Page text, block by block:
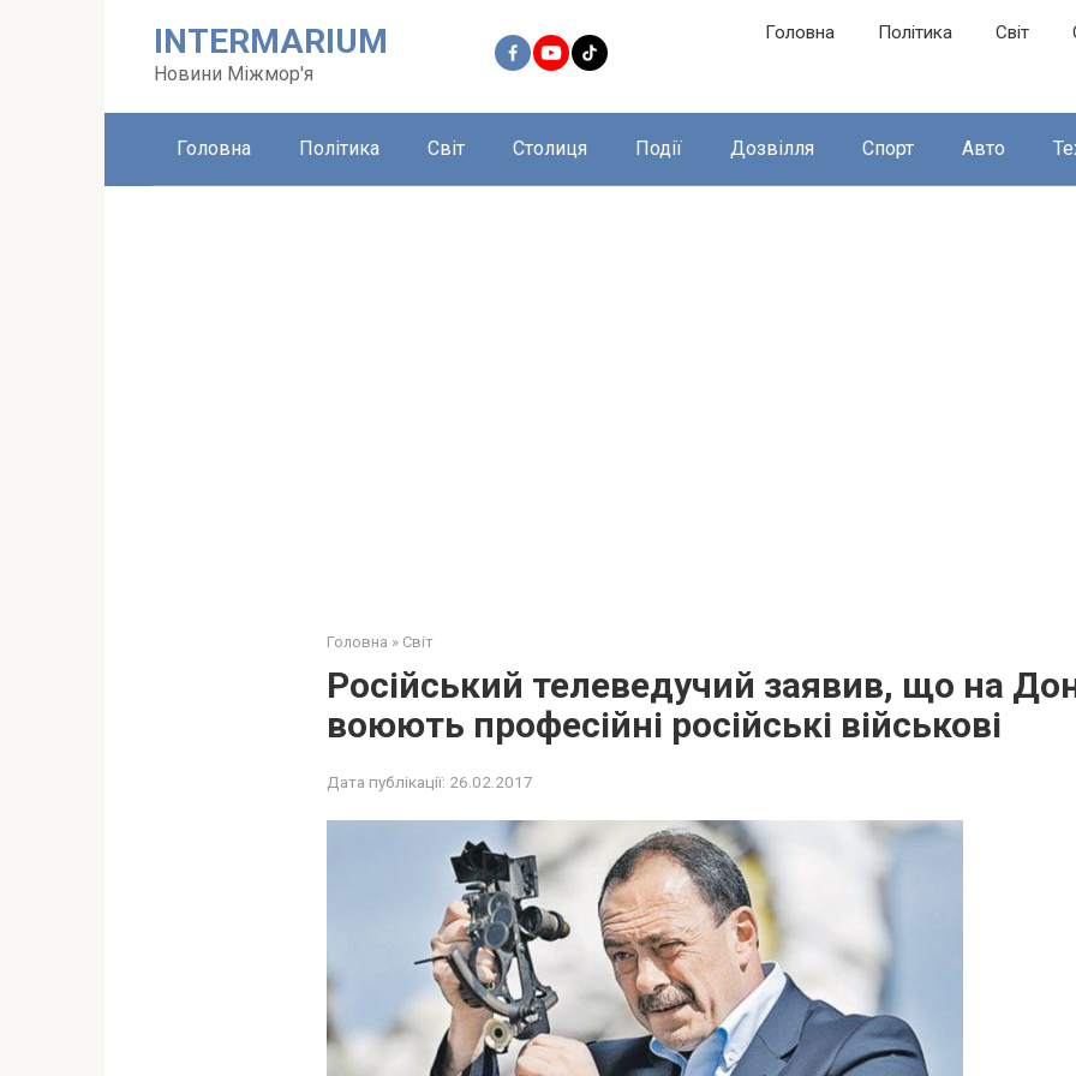
INTERMARIUM
Новини Міжмор'я
Головна Політика Світ
Головна Політика Світ Столиця Події Дозвілля Спорт Авто
Головна » Світ
Російський телеведучий заявив, що на
воюють професійні російські військові
Дата публікації: 26.02.2017